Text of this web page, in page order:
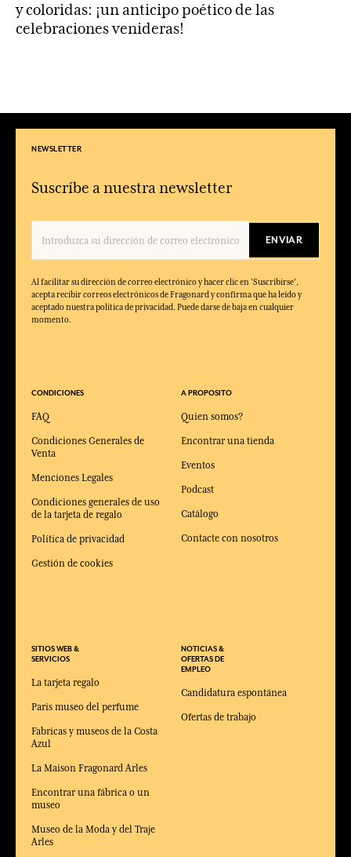
y coloridas: ¡un anticipo poético de las
celebraciones venideras!
NEWSLETTER
Suscríbe a nuestra newsletter
ENVIAR
Al facilitar su dirección de correo electrónico y hacer clic en 'Suscribirse',
acepta recibir correos electrónicos de Fragonard y confirma que ha leído y
aceptado nuestra política de privacidad. Puede darse de baja en cualquier
momento.
CONDICIONES
FAQ
Condiciones Generales de
Venta
Menciones Legales
Condiciones generales de uso
de la tarjeta de regalo
Política de privacidad
Gestión de cookies
SITIOS WEB &
SERVICIOS
La tarjeta regalo
Paris museo del perfume
Fabricas y museos de la Costa
Azul
La Maison Fragonard Arles
Encontrar una fábrica o un
museo
Museo de la Moda y del Traje
Arles
A PROPOSITO
Quien somos?
Encontrar una tienda
Eventos
Podcast
Catálogo
Contacte con nosotros
NOTICIAS &
OFERTAS DE
EMPLEO
Candidatura espontánea
Ofertas de trabajo